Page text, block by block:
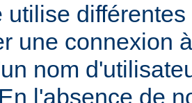
utilise
une connexion
nom
l'absence de